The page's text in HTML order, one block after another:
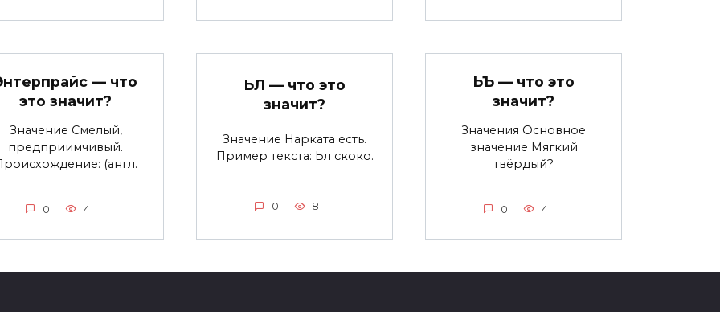
— что
это значит?
Значение Смелый,
предприимчивый.
(англ.
0 4
ЬЛ — что это
значит?
Значение Нарката есть.
Пример текста: Ьл скоко.
0 8
ЬЪ — что это
значит?
Значения Основное
значение Мягкий
твёрдый?
0 4